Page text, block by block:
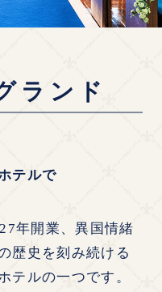
ランド
テルで
年開業、異国情緒
歴史を刻み続ける
テルの一つです。